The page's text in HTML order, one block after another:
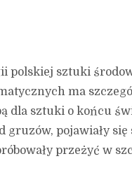
polskiej sztuki
ma
dla sztuki o końcu
gruzów, pojawiały
przeżyć w